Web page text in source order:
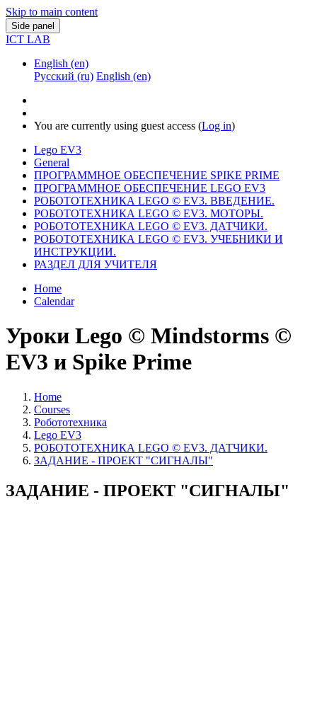
Skip to main content
Side panel
ICT LAB
English ‎(en)‎
Русский ‎(ru)‎ English ‎(en)‎
You are currently using guest access (Log in)
Lego EV3
General
ПРОГРАММНОЕ ОБЕСПЕЧЕНИЕ SPIKE PRIME
ПРОГРАММНОЕ ОБЕСПЕЧЕНИЕ LEGO EV3
РОБОТОТЕХНИКА LEGO © EV3. ВВЕДЕНИЕ.
РОБОТОТЕХНИКА LEGO © EV3. МОТОРЫ.
РОБОТОТЕХНИКА LEGO © EV3. ДАТЧИКИ.
РОБОТОТЕХНИКА LEGO © EV3. УЧЕБНИКИ И
ИНСТРУКЦИИ.
РАЗДЕЛ ДЛЯ УЧИТЕЛЯ
Home
Calendar
Уроки Lego © Mindstorms ©
EV3 и Spike Prime
Home
Courses
Робототехника
Lego EV3
РОБОТОТЕХНИКА LEGO © EV3. ДАТЧИКИ.
ЗАДАНИЕ - ПРОЕКТ "СИГНАЛЫ"
ЗАДАНИЕ - ПРОЕКТ "СИГНАЛЫ"